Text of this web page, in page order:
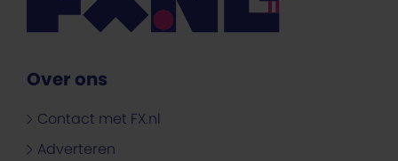
Over ons
Contact met FX.nl
Adverteren